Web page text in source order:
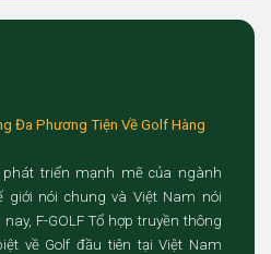
Đa Phương Tiện Về Golf Hàng
triển mạnh mẽ của ngành
giới nói chung và Việt Nam nói
F-GOLF Tổ hợp truyền thông
về Golf đầu tiên tại Việt Nam